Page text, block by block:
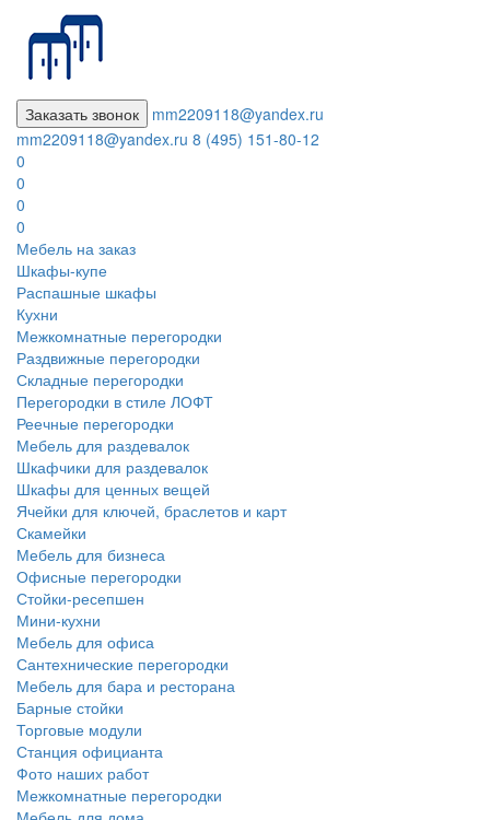
Заказать звонок
mm2209118@yandex.ru
mm2209118@yandex.ru 8 (495) 151-80-12
0
0
0
0
Мебель на заказ
Шкафы-купе
Распашные шкафы
Кухни
Межкомнатные перегородки
Раздвижные перегородки
Складные перегородки
Перегородки в стиле ЛОФТ
Реечные перегородки
Мебель для раздевалок
Шкафчики для раздевалок
Шкафы для ценных вещей
Ячейки для ключей, браслетов и карт
Скамейки
Мебель для бизнеса
Офисные перегородки
Стойки-ресепшен
Мини-кухни
Мебель для офиса
Сантехнические перегородки
Мебель для бара и ресторана
Барные стойки
Торговые модули
Станция официанта
Фото наших работ
Межкомнатные перегородки